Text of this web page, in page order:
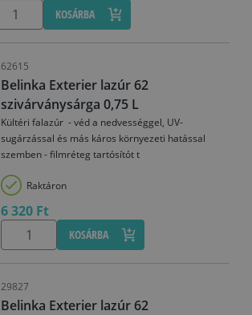
KOSÁRBA
62615
Belinka Exterier lazúr 62
szivárványsárga 0,75 L
Kültéri falazúr - véd a nedvességgel, UV-
sugárzással és más káros környezeti hatással
szemben - filmréteg tartósítót t
Raktáron
6 320 Ft
KOSÁRBA
29827
Belinka Exterier lazúr 62